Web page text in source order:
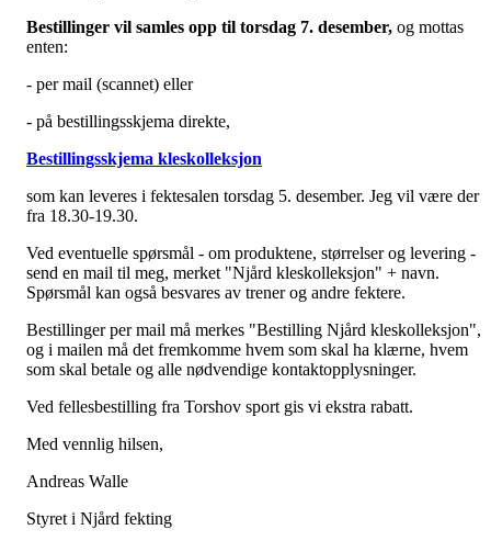
Bestillinger vil samles opp til torsdag 7. desember, og mottas
enten:
- per mail (scannet) eller
- på bestillingsskjema direkte,
Bestillingsskjema kleskolleksjon
som kan leveres i fektesalen torsdag 5. desember. Jeg vil være der
fra 18.30-19.30.
Ved eventuelle spørsmål - om produktene, størrelser og levering -
send en mail til meg, merket "Njård kleskolleksjon" + navn.
Spørsmål kan også besvares av trener og andre fektere.
Bestillinger per mail må merkes "Bestilling Njård kleskolleksjon",
og i mailen må det fremkomme hvem som skal ha klærne, hvem
som skal betale og alle nødvendige kontaktopplysninger.
Ved fellesbestilling fra Torshov sport gis vi ekstra rabatt.
Med vennlig hilsen,
Andreas Walle
Styret i Njård fekting